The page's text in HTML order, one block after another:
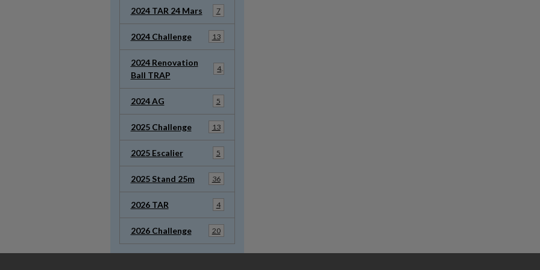
2024 TAR 24 Mars 7
2024 Challenge 13
2024 Renovation
Ball TRAP
4
2024 AG 5
2025 Challenge 13
2025 Escalier 5
2025 Stand 25m 36
2026 TAR 4
2026 Challenge 20